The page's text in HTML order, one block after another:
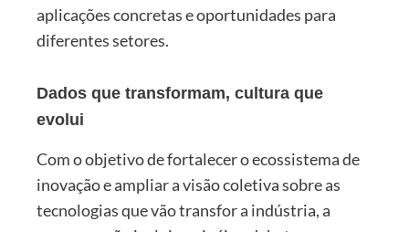
aplicações concretas e oportunidades para
diferentes setores.
Dados que transformam, cultura que
evolui
Com o objetivo de fortalecer o ecossistema de
inovação e ampliar a visão coletiva sobre as
tecnologias que vão transfor a indústria, a